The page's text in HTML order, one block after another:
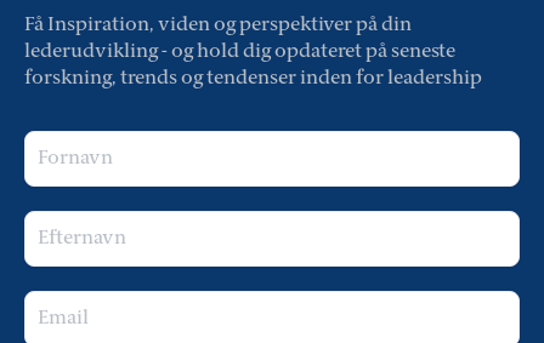
Få Inspiration, viden og perspektiver på din
lederudvikling - og hold dig opdateret på seneste
forskning, trends og tendenser inden for leadership